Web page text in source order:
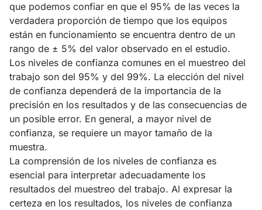
que podemos confiar en que el 95% de las veces la
verdadera proporción de tiempo que los equipos
están en funcionamiento se encuentra dentro de un
rango de ± 5% del valor observado en el estudio.
Los niveles de confianza comunes en el muestreo del
trabajo son del 95% y del 99%. La elección del nivel
de confianza dependerá de la importancia de la
precisión en los resultados y de las consecuencias de
un posible error. En general, a mayor nivel de
confianza, se requiere un mayor tamaño de la
muestra.
La comprensión de los niveles de confianza es
esencial para interpretar adecuadamente los
resultados del muestreo del trabajo. Al expresar la
certeza en los resultados, los niveles de confianza